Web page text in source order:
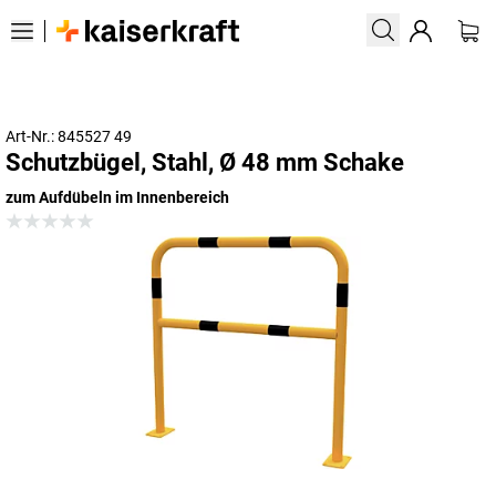
Art-Nr.: 845527 49
Schutzbügel, Stahl, Ø 48 mm Schake
zum Aufdübeln im Innenbereich